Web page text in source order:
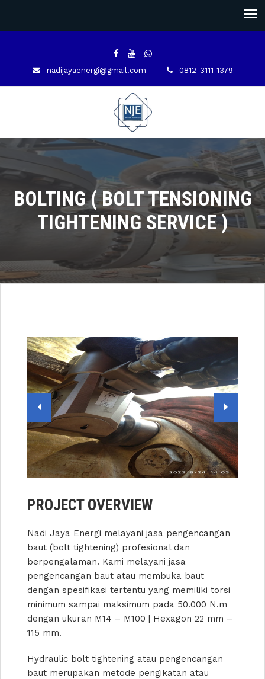
nadijayaenergi@gmail.com 0812-3111-1379
BOLTING ( BOLT TENSIONING
TIGHTENING SERVICE )
PROJECT OVERVIEW
Nadi Jaya Energi melayani jasa pengencangan
baut (bolt tightening) profesional dan
berpengalaman. Kami melayani jasa
pengencangan baut atau membuka baut
dengan spesifikasi tertentu yang memiliki torsi
minimum sampai maksimum pada 50.000 N.m
dengan ukuran M14 – M100 | Hexagon 22 mm –
115 mm.
Hydraulic bolt tightening atau pengencangan
baut merupakan metode pengikatan atau